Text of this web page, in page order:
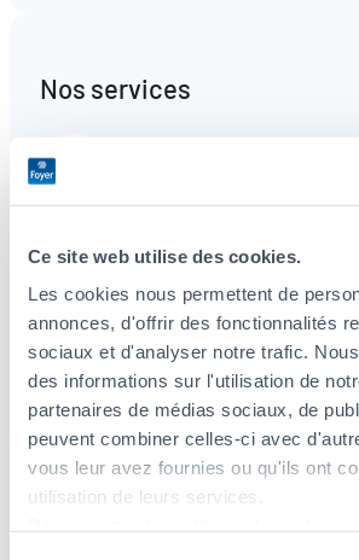
Ce site web utilise des cookies.
Les cookies nous permettent de
annonces, d'offrir des fonctionnalités
sociaux et d'analyser notre trafic.
des informations sur l'utilisation de
partenaires de médias sociaux, de
peuvent combiner celles-ci avec
vous leur avez fournies ou qu'ils ont
utilisation de leurs services.
Nos services
Nous analysons votre
cadre de vos primes
Assurance Prévoyance
Des solutions complètes et
à votre cycle de vie